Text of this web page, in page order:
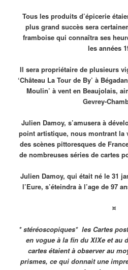
Tous les produits d’épicerie
plus grand succès sera
framboise qui connaîtra ses
les années
Il sera propriétaire de plusieurs
‘Château La Tour de By’ à
Moulin’ à vent en Beaujolais,
Gevrey-
Julien Damoy, s’amusera à
point artistique, nous montrant la
des scènes pittoresques de
de nombreuses séries de cartes
Julien Damoy, qui était né le 31
l’Eure, s’éteindra à l’age de 97
¤
* stéréoscopiques* les Cartes
en vogue à la fin du XIXe et au
cartes étaient à observer au
prismes, ce qui donnait une